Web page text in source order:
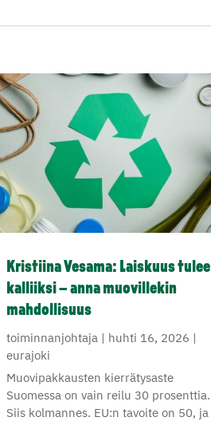
Kristiina Vesama: Laiskuus tulee
kalliiksi – anna muovillekin
mahdollisuus
toiminnanjohtaja | huhti 16, 2026 |
eurajoki
Muovipakkausten kierrätysaste
Suomessa on vain reilu 30 prosenttia.
Siis kolmannes. EU:n tavoite on 50, ja